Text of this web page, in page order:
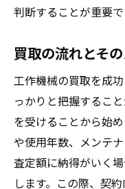
判断することが重要で
買取の流れとそ
工作機械の買取を成
っかりと把握するこ
を受けることから始
や使用年数、メンテ
査定額に納得がいく
します。この際、契